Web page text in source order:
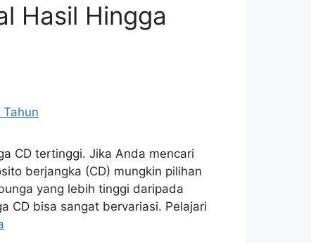
Hasil Hingga
CD tertinggi. Jika Anda mencari
berjangka (CD) mungkin pilihan
yang lebih tinggi daripada
CD bisa sangat bervariasi. Pelajari